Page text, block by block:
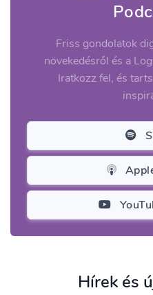
Friss gondolatok
növekedésről és a
Iratkozz fel, és
Hírek és